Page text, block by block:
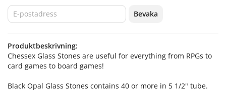
Bevaka
Produktbeskrivning:
Chessex Glass Stones are useful for everything from RPGs to
card games to board games!
Black Opal Glass Stones contains 40 or more in 5 1/2" tube.